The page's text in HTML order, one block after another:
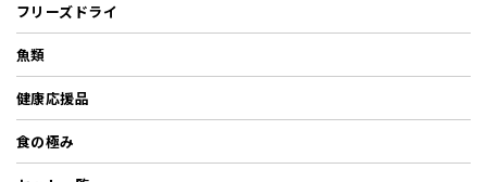
フリーズドライ
魚類
健康応援品
食の極み